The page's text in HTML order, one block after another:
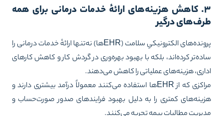
۳. کاهش هزینه‌های ارائهٔ خدمات درمانی برای همه
درگیر
پرونده‌های الکترونیکیِ سلامت (EHRها) نه‌تنها ارائهٔ خدمات درمانی را
کرده‌اند، بلکه با بهبود بهره‌وری در گردش کار و کاهش کارهای
هزینه‌های عملیاتی را کاهش می‌دهند.
مراکزی که از EHRها استفاده می‌کنند معمولاً درآمد بیشتری دارند و
کمتری را به دلیل بهبود فرایندهای صدور صورت‌حساب و